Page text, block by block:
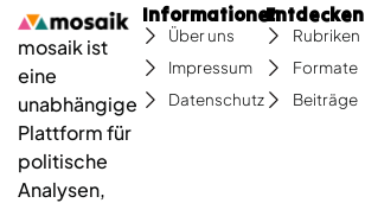
mosaik ist
eine
unabhängige
Plattform für
politische
Analysen,
Informationen
Über uns
Impressum
Datenschutz
Entdecken
Rubriken
Formate
Beiträge